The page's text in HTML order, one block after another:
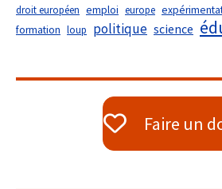
droit européen emploi europe
formation loup politique science
Faire un